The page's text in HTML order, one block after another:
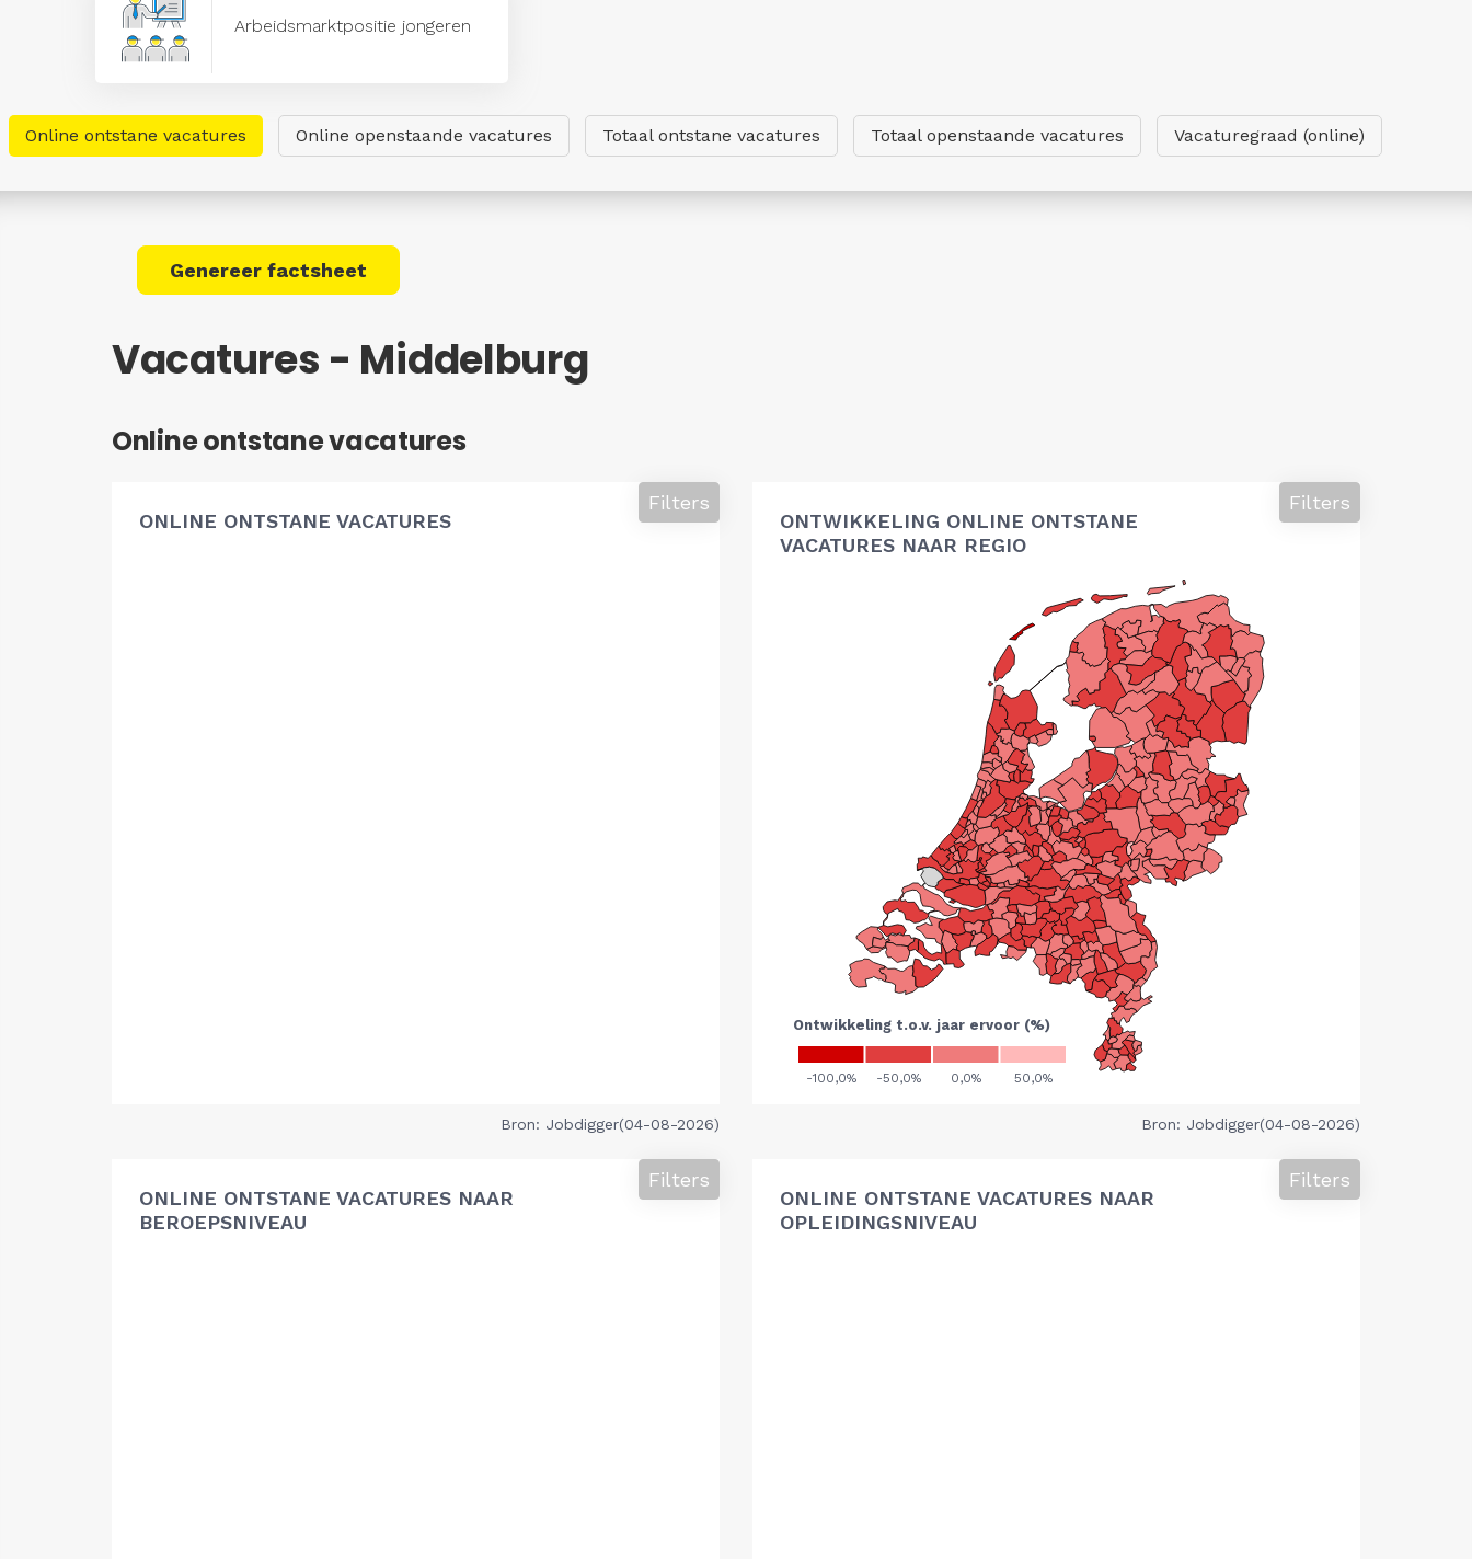
Arbeidsmarktpositie jongeren
Online ontstane vacatures Online openstaande vacatures Totaal ontstane vacatures Totaal openstaande vacatures Vacaturegraad (online)
Genereer factsheet
Vacatures - Middelburg
Online ontstane vacatures
ONLINE ONTSTANE VACATURES
Filters
Bron: Jobdigger(04-08-2026)
ONTWIKKELING ONLINE ONTSTANE
VACATURES NAAR REGIO
Filters
Bron: Jobdigger(04-08-2026)
ONLINE ONTSTANE VACATURES NAAR
BEROEPSNIVEAU
Filters
ONLINE ONTSTANE VACATURES NAAR
OPLEIDINGSNIVEAU
Filters